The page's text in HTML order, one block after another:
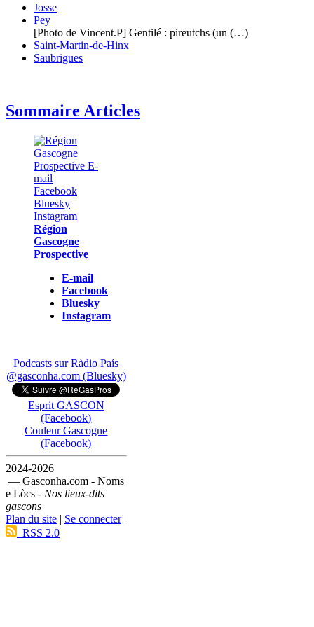
Josse
Pey
[Photo de Vincent.P] Gentilé : pireutchs (un (…)
Saint-Martin-de-Hinx
Saubrigues
Sommaire Articles
Région
Gascogne
Prospective
E-mail
Facebook
Bluesky
Instagram
Podcasts sur Ràdio País
@gasconha.com (Bluesky)
Esprit GASCON
(Facebook)
Couleur Gascogne
(Facebook)
2024-2026
— Gasconha.com - Noms
e Lòcs - Nos lieux-dits
gascons
Plan du site | Se connecter|
RSS 2.0